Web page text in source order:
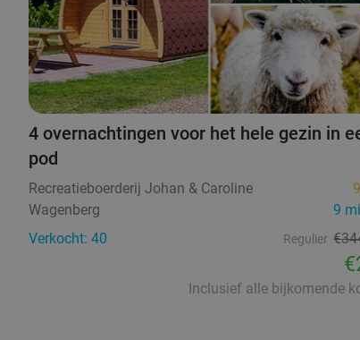
4 overnachtingen voor het hele gezin in
pod
Recreatieboerderij Johan & Caroline
Wagenberg
9
Verkocht: 40
Regulier
Inclusief alle bijkomende